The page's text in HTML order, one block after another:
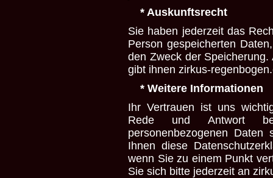
* Auskunftsrecht
Sie haben jederzeit das
Person gespeicherten
den Zweck der
gibt ihnen zirkus-
* Weitere Informationen
Ihr Vertrauen ist uns
Rede und Antwort
personenbezogenen
Ihnen diese
wenn Sie zu einem Punkt
Sie sich bitte jederzeit an